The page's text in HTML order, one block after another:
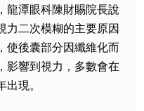
龍潭眼科陳財賜院長說
力二次模糊的主要原因
使後囊部分因纖維化而
影響到視力，多數會在
現。